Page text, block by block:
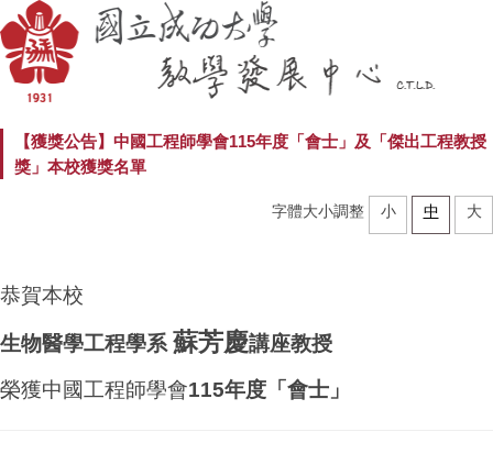
【獲獎公告】中國工程師學會115年度「會士」及「傑出工程教授
獎」本校獲獎名單
字體大小調整 小 中 大
恭賀本校
生物醫學工程學系蘇芳慶講座教授
榮獲中國工程師學會115年度「會士」